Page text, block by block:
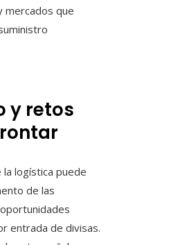
mercados que
y retos
logística puede
de las
entrada de divisas.